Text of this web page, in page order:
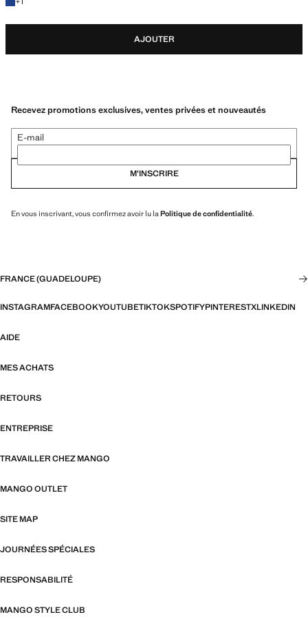
AJOUTER
Recevez promotions exclusives, ventes privées et nouveautés
E-mail
M’INSCRIRE
En vous inscrivant, vous confirmez avoir lu la Politique de confidentialité.
FRANCE (GUADELOUPE)
INSTAGRAMFACEBOOKYOUTUBETIKTOKSPOTIFYPINTERESTXLINKEDIN
AIDE
MES ACHATS
RETOURS
ENTREPRISE
TRAVAILLER CHEZ MANGO
MANGO OUTLET
SITE MAP
JOURNÉES SPÉCIALES
RESPONSABILITÉ
MANGO STYLE CLUB